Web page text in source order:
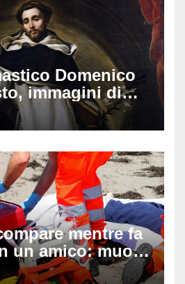
Domenico
immagini di
mentre fa
un amico: muore
45 minuti di